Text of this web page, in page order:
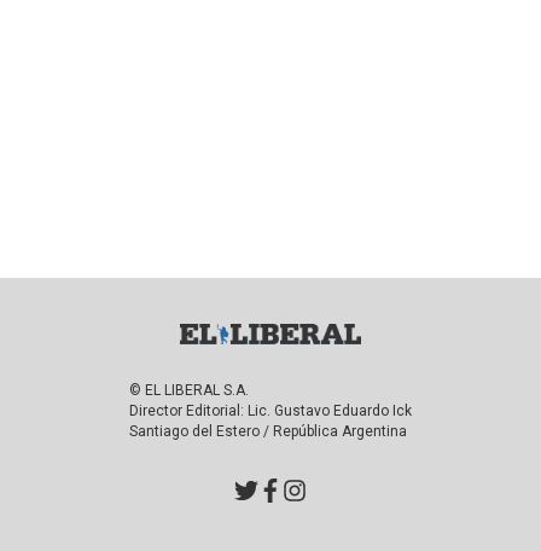
© EL LIBERAL S.A.
Director Editorial: Lic. Gustavo Eduardo Ick
Santiago del Estero / República Argentina